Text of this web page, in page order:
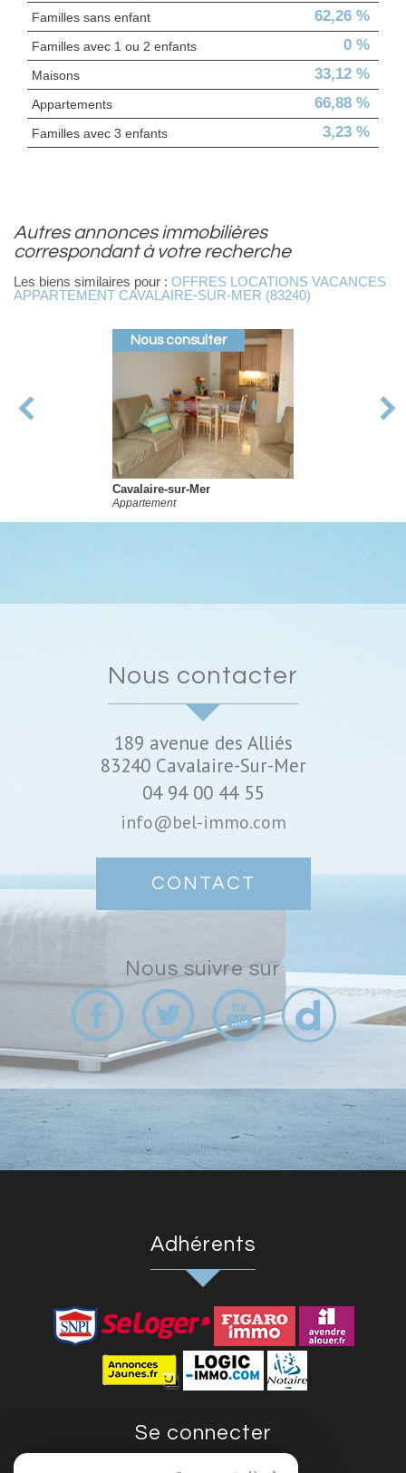
Familles sans enfant 62,26 %
Familles avec 1 ou 2 enfants 0 %
Maisons 33,12 %
Appartements 66,88 %
Familles avec 3 enfants 3,23 %
autres annonces immobilières
correspondant à votre recherche
Les biens similaires pour : OFFRES LOCATIONS VACANCES
APPARTEMENT CAVALAIRE-SUR-MER (83240)
Nous consulter
Cavalaire-sur-Mer
Appartement
nous contacter
189 avenue des Alliés
83240 Cavalaire-Sur-Mer
04 94 00 44 55
info@bel-immo.com
CONTACT
nous suivre sur
adhérents
se connecter